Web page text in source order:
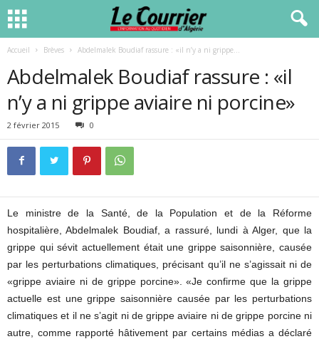
Accueil Brèves Abdelmalek Boudiaf rassure : «il n’y a ni grippe...
Abdelmalek Boudiaf rassure : «il
n’y a ni grippe aviaire ni porcine»
2 février 2015 0
Le ministre de la Santé, de la Population et de la Réforme
hospitalière, Abdelmalek Boudiaf, a rassuré, lundi à Alger, que la
grippe qui sévit actuellement était une grippe saisonnière, causée
par les perturbations climatiques, précisant qu’il ne s’agissait ni de
«grippe aviaire ni de grippe porcine». «Je confirme que la grippe
actuelle est une grippe saisonnière causée par les perturbations
climatiques et il ne s’agit ni de grippe aviaire ni de grippe porcine ni
autre, comme rapporté hâtivement par certains médias a déclaré